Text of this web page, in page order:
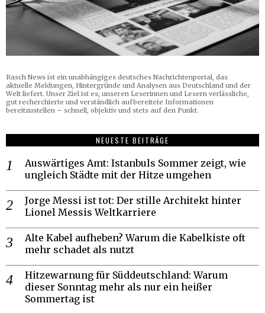
Rasch News ist ein unabhängiges deutsches Nachrichtenportal, das
aktuelle Meldungen, Hintergründe und Analysen aus Deutschland und der
Welt liefert. Unser Ziel ist es, unseren Leserinnen und Lesern verlässliche,
gut recherchierte und verständlich aufbereitete Informationen
bereitzustellen – schnell, objektiv und stets auf den Punkt.
NEUESTE BEITRÄGE
Auswärtiges Amt: Istanbuls Sommer zeigt, wie
ungleich Städte mit der Hitze umgehen
Jorge Messi ist tot: Der stille Architekt hinter
Lionel Messis Weltkarriere
Alte Kabel aufheben? Warum die Kabelkiste oft
mehr schadet als nutzt
Hitzewarnung für Süddeutschland: Warum
dieser Sonntag mehr als nur ein heißer
Sommertag ist